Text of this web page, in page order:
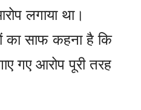
लगाया था।
का साफ कहना है कि
गए आरोप पूरी तरह